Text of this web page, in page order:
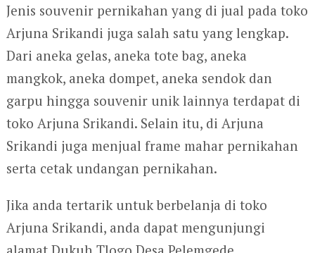
Jenis souvenir pernikahan yang di jual pada toko
Arjuna Srikandi juga salah satu yang lengkap.
Dari aneka gelas, aneka tote bag, aneka
mangkok, aneka dompet, aneka sendok dan
garpu hingga souvenir unik lainnya terdapat di
toko Arjuna Srikandi. Selain itu, di Arjuna
Srikandi juga menjual frame mahar pernikahan
serta cetak undangan pernikahan.
Jika anda tertarik untuk berbelanja di toko
Arjuna Srikandi, anda dapat mengunjungi